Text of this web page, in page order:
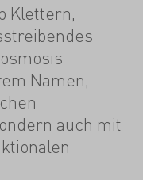
Klettern,
Namen,
auch mit